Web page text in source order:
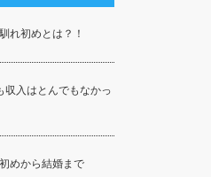
れ初めとは？！
入はとんでもなかっ
めから結婚まで